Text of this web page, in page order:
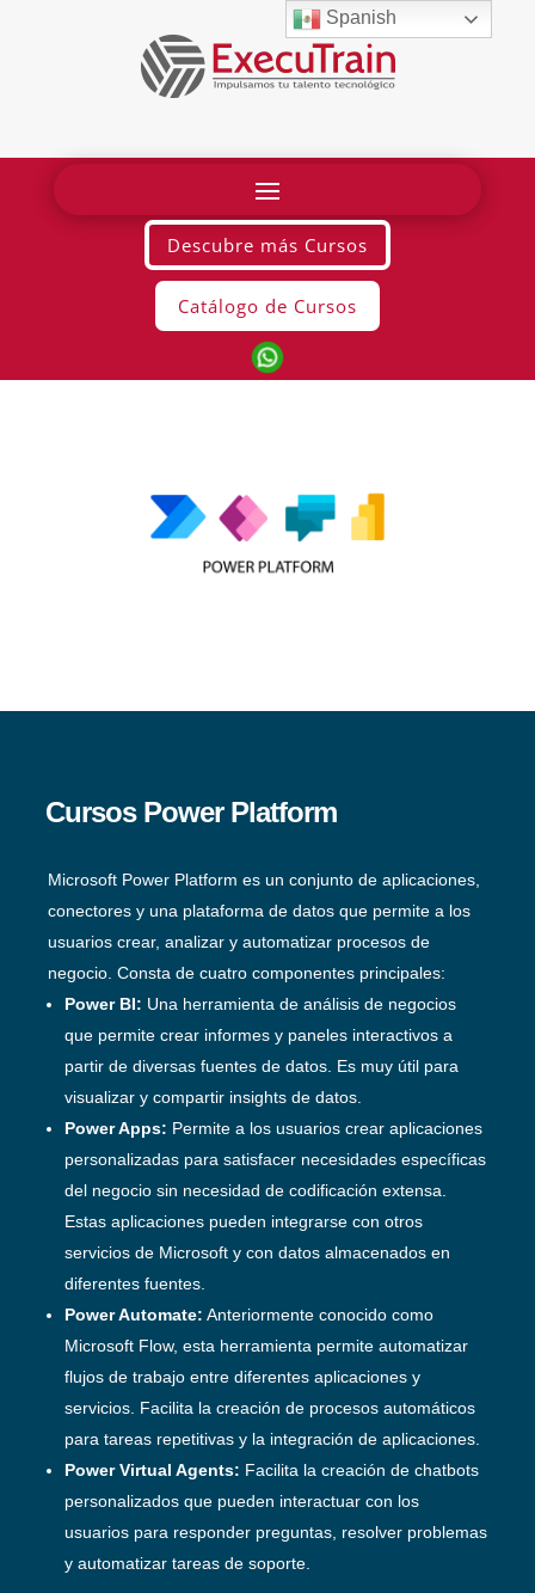
Descubre más Cursos
Catálogo de Cursos
Cursos Power Platform
Microsoft Power Platform es un conjunto de aplicaciones,
conectores y una plataforma de datos que permite a los
usuarios crear, analizar y automatizar procesos de
negocio. Consta de cuatro componentes principales:
Power BI: Una herramienta de análisis de negocios
que permite crear informes y paneles interactivos a
partir de diversas fuentes de datos. Es muy útil para
visualizar y compartir insights de datos.
Power Apps: Permite a los usuarios crear aplicaciones
personalizadas para satisfacer necesidades específicas
del negocio sin necesidad de codificación extensa.
Estas aplicaciones pueden integrarse con otros
servicios de Microsoft y con datos almacenados en
diferentes fuentes.
Power Automate: Anteriormente conocido como
Microsoft Flow, esta herramienta permite automatizar
flujos de trabajo entre diferentes aplicaciones y
servicios. Facilita la creación de procesos automáticos
para tareas repetitivas y la integración de aplicaciones.
Power Virtual Agents: Facilita la creación de chatbots
personalizados que pueden interactuar con los
usuarios para responder preguntas, resolver problemas
y automatizar tareas de soporte.
Spanish